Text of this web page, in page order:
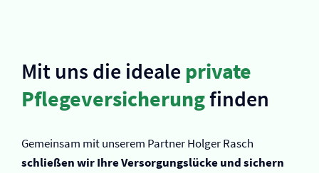
Mit uns die ideale private
Pflege­versicherungfinden
Gemeinsam mit unserem Partner Holger Rasch
schließen wir Ihre Versorgungslücke und sichern